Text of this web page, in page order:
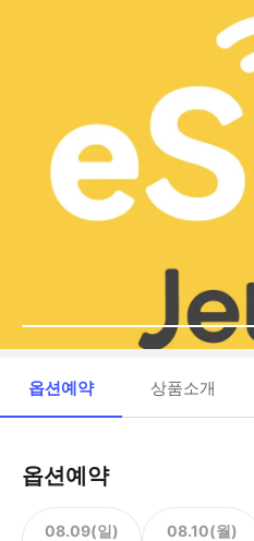
옵션예약 상품소개
옵션예약
08.09(일) 08.10(월)